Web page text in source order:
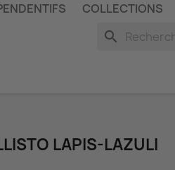
COLLECTIONS
search
LAPIS-LAZULI